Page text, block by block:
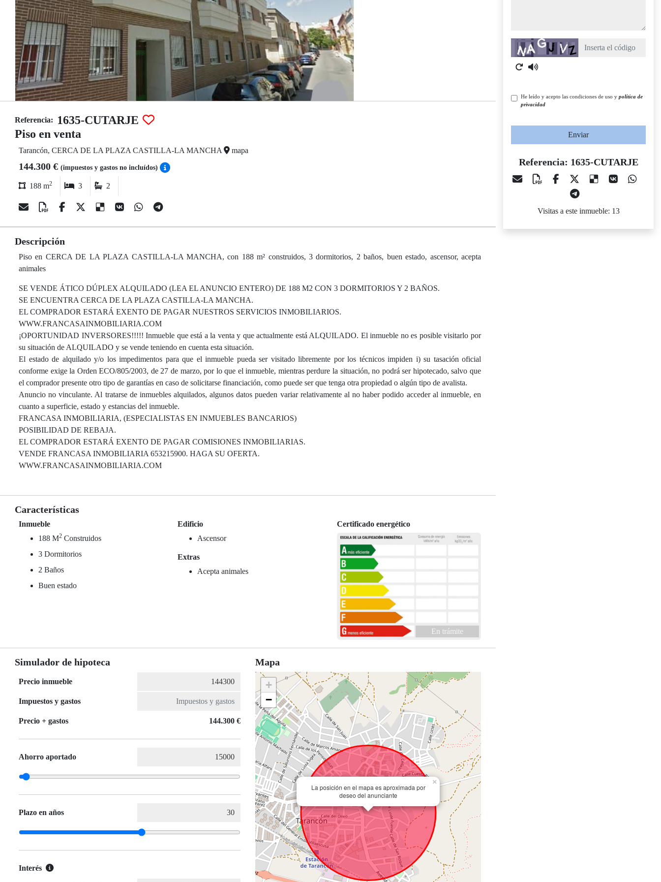
Referencia:
1635-CUTARJE
Piso en venta
Tarancón, CERCA DE LA PLAZA CASTILLA-LA MANCHA mapa
144.300 € (impuestos y gastos no incluídos)
188 m2 3 2
Descripción
Piso en CERCA DE LA PLAZA CASTILLA-LA MANCHA, con 188 m² construidos, 3 dormitorios, 2 baños, buen estado, ascensor, acepta
animales
SE VENDE ÁTICO DÚPLEX ALQUILADO (LEA EL ANUNCIO ENTERO) DE 188 M2 CON 3 DORMITORIOS Y 2 BAÑOS.
SE ENCUENTRA CERCA DE LA PLAZA CASTILLA-LA MANCHA.
EL COMPRADOR ESTARÁ EXENTO DE PAGAR NUESTROS SERVICIOS INMOBILIARIOS.
WWW.FRANCASAINMOBILIARIA.COM
¡OPORTUNIDAD INVERSORES!!!!! Inmueble que está a la venta y que actualmente está ALQUILADO. El inmueble no es posible visitarlo por
su situación de ALQUILADO y se vende teniendo en cuenta esta situación.
El estado de alquilado y/o los impedimentos para que el inmueble pueda ser visitado libremente por los técnicos impiden i) su tasación oficial
conforme exige la Orden ECO/805/2003, de 27 de marzo, por lo que el inmueble, mientras perdure la situación, no podrá ser hipotecado, salvo que
el comprador presente otro tipo de garantías en caso de solicitarse financiación, como puede ser que tenga otra propiedad o algún tipo de avalista.
Anuncio no vinculante. Al tratarse de inmuebles alquilados, algunos datos pueden variar relativamente al no haber podido acceder al inmueble, en
cuanto a superficie, estado y estancias del inmueble.
FRANCASA INMOBILIARIA, (ESPECIALISTAS EN INMUEBLES BANCARIOS)
POSIBILIDAD DE REBAJA.
EL COMPRADOR ESTARÁ EXENTO DE PAGAR COMISIONES INMOBILIARIAS.
VENDE FRANCASA INMOBILIARIA 653215900. HAGA SU OFERTA.
WWW.FRANCASAINMOBILIARIA.COM
Características
Inmueble
188 M2 Construidos
3 Dormitorios
2 Baños
Buen estado
Edificio
Ascensor
Extras
Acepta animales
Certificado energético
En trámite
Simulador de hipoteca
Precio inmueble
Impuestos y gastos
Precio + gastos 144.300 €
Ahorro aportado
Plazo en años
Interés
Mapa
La posición en el mapa es aproximada por
deseo del anunciante
×
+
−
Captcha
He leído y acepto las condiciones de uso y política de
privacidad
Enviar
Referencia: 1635-CUTARJE
Visitas a este inmueble: 13